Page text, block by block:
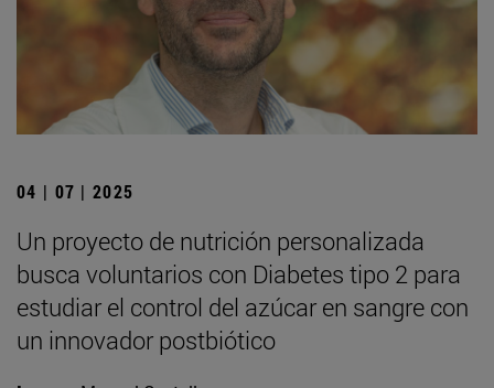
04 | 07 | 2025
Un proyecto de nutrición personalizada
busca voluntarios con Diabetes tipo 2 para
estudiar el control del azúcar en sangre con
un innovador postbiótico